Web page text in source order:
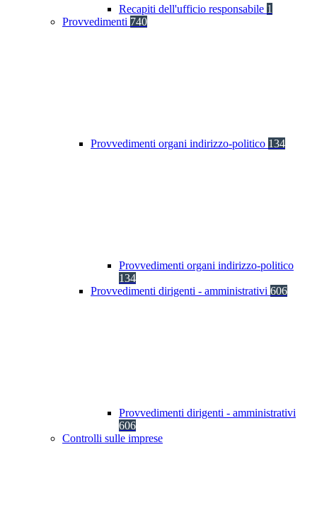
Recapiti dell'ufficio responsabile 1
Provvedimenti 740
Provvedimenti organi indirizzo-politico 134
Provvedimenti organi indirizzo-politico
134
Provvedimenti dirigenti - amministrativi 606
Provvedimenti dirigenti - amministrativi
606
Controlli sulle imprese